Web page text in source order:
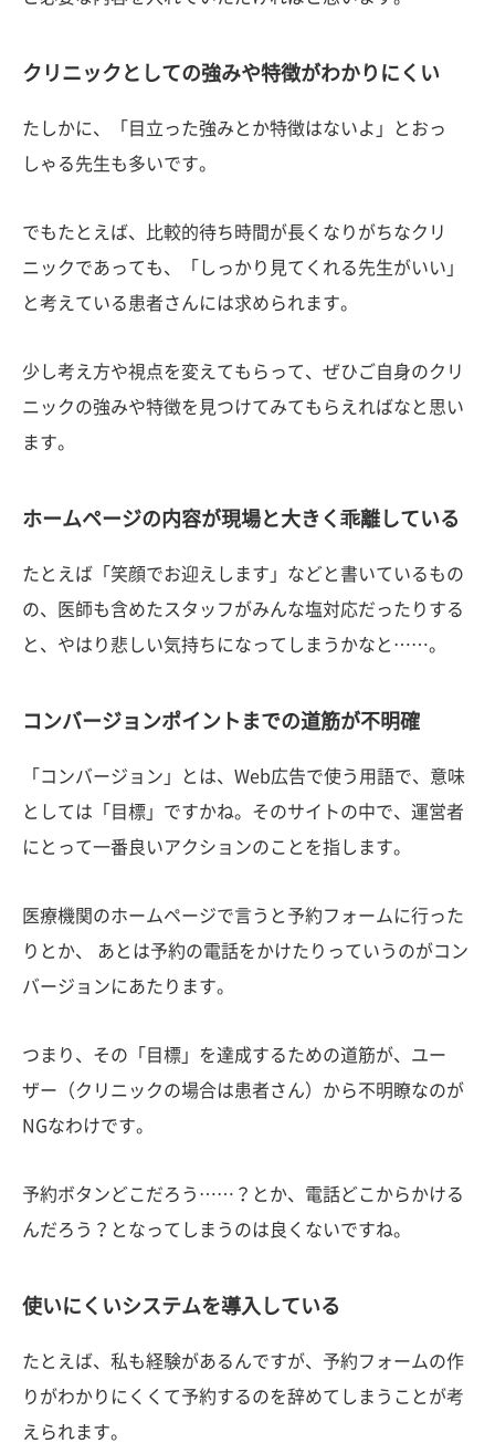
クリニックとしての強みや特徴がわかりにくい
たしかに、「目立った強みとか特徴はないよ」とおっ
しゃる先生も多いです。
でもたとえば、比較的待ち時間が長くなりがちなクリ
ニックであっても、「しっかり見てくれる先生がいい」
と考えている患者さんには求められます。
少し考え方や視点を変えてもらって、ぜひご自身のクリ
ニックの強みや特徴を見つけてみてもらえればなと思い
ます。
ホームページの内容が現場と大きく乖離している
たとえば「笑顔でお迎えします」などと書いているもの
の、医師も含めたスタッフがみんな塩対応だったりする
と、やはり悲しい気持ちになってしまうかなと……。
コンバージョンポイントまでの道筋が不明確
「コンバージョン」とは、Web広告で使う用語で、意味
としては「目標」ですかね。そのサイトの中で、運営者
にとって一番良いアクションのことを指します。
医療機関のホームページで言うと予約フォームに行った
りとか、 あとは予約の電話をかけたりっていうのがコン
バージョンにあたります。
つまり、その「目標」を達成するための道筋が、ユー
ザー（クリニックの場合は患者さん）から不明瞭なのが
NGなわけです。
予約ボタンどこだろう……？とか、電話どこからかける
んだろう？となってしまうのは良くないですね。
使いにくいシステムを導入している
たとえば、私も経験があるんですが、予約フォームの作
りがわかりにくくて予約するのを辞めてしまうことが考
えられます。